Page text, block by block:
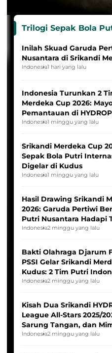
Trilogi Sepak Bola
Inilah Skuad Garuda
Nusantara di Srikandi
Indonesia1 hari yang lalu
Indonesia Turunkan 2
Merdeka Cup 2026:
Pemantauan di
League
Indonesia1 minggu yang lalu
Srikandi Merdeka Cup
Sepak Bola Putri
Digelar di Kudus
Indonesia1 minggu yang lalu
Hasil Drawing Srikandi
2026: Garuda Pertiwi
Putri Nusantara Hadapi
Indonesia2 minggu yang lalu
Bakti Olahraga Djarum
PSSI Gelar Srikandi
Kudus: 2 Tim Putri
Tim Asia
Indonesia2 minggu yang lalu
Kisah Dua Srikandi
League All-Stars 2025/
Sarung Tangan, dan
Pernah Padam
Indonesia2 minggu yang lalu